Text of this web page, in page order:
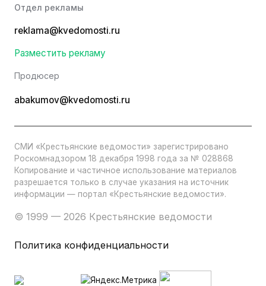
Отдел рекламы
reklama@kvedomosti.ru
Разместить рекламу
Продюсер
abakumov@kvedomosti.ru
СМИ «Крестьянские ведомости» зарегистрировано
Роскомнадзором 18 декабря 1998 года за № 028868
Копирование и частичное использование материалов
разрешается только в случае указания на источник
информации — портал «Крестьянские ведомости».
© 1999 — 2026 Крестьянские ведомости
Политика конфиденциальности